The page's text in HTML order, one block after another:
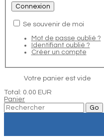
Se souvenir de moi
Mot de passe oublié ?
Identifiant oublié ?
Créer un compte
Votre panier est vide
Total: 0.00 EUR
Panier